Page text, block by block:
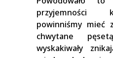
przyjemności
powinniśmy mieć
chwytane
wyskakiwały